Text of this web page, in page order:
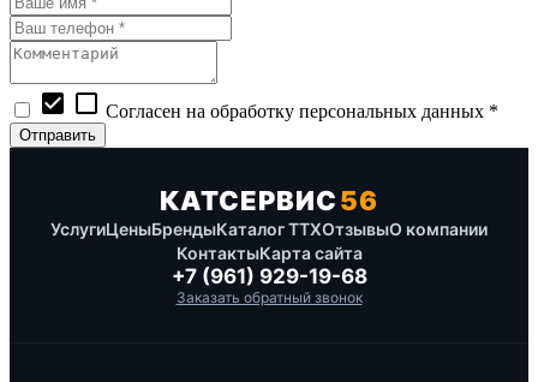
check_box check_box_outline_blank Согласен на обработку персональных данных *
КАТСЕРВИС56
УслугиЦеныБрендыКаталог ТТХОтзывыО компании
КонтактыКарта сайта
+7 (961) 929-19-68
Заказать обратный звонок